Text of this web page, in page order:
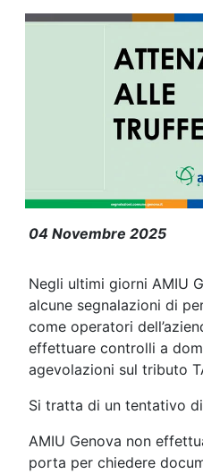
Attenzione alle
04 Novembre 2025
Negli ultimi giorni AMIU
alcune segnalazioni di
come operatori
effettuare controlli a
agevolazioni sul tributo
Si tratta di un tentativo
AMIU Genova non
porta per chiedere